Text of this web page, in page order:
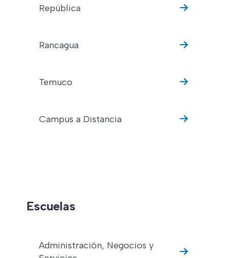
República
Rancagua
Temuco
Campus a Distancia
Escuelas
Administración, Negocios y